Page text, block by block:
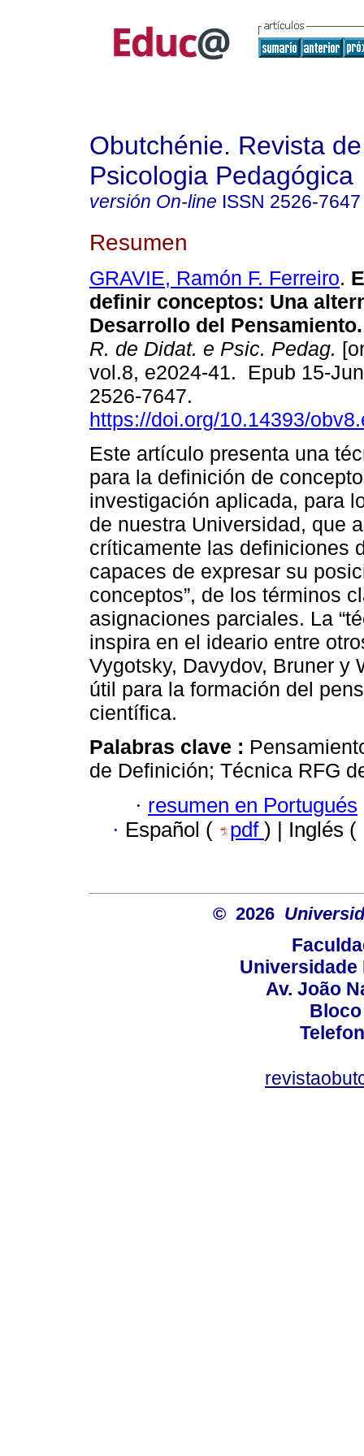
Obutchénie. Revista
Psicologia Pedagógica
versión On-line ISSN 2526-7647
Resumen
GRAVIE, Ramón F. Ferreiro.
definir conceptos: Una
Desarrollo del Pensamiento.
R. de Didat. e Psic. Pedag.
vol.8, e2024-41. Epub 15-
2526-7647.
https://doi.org/10.14393/
Este artículo presenta una
para la definición de
investigación aplicada, para
de nuestra Universidad, que
críticamente las definiciones
capaces de expresar su
conceptos”, de los términos
asignaciones parciales. La
inspira en el ideario entre
Vygotsky, Davydov, Bruner y
útil para la formación del
científica.
Palabras clave :
de Definición; Técnica RFG
· resumen en Portugués
· Español ( pdf ) | Inglés (
© 2026
Universidade
Av. João
Bloco